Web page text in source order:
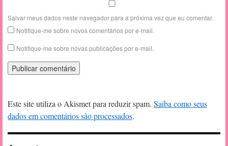
Salvar meus dados neste navegador para a próxima vez que eu comentar.
Notifique-me sobre novos comentários por e-mail.
Notifique-me sobre novas publicações por e-mail.
Este site utiliza o Akismet para reduzir spam. Saiba como seus
dados em comentários são processados.